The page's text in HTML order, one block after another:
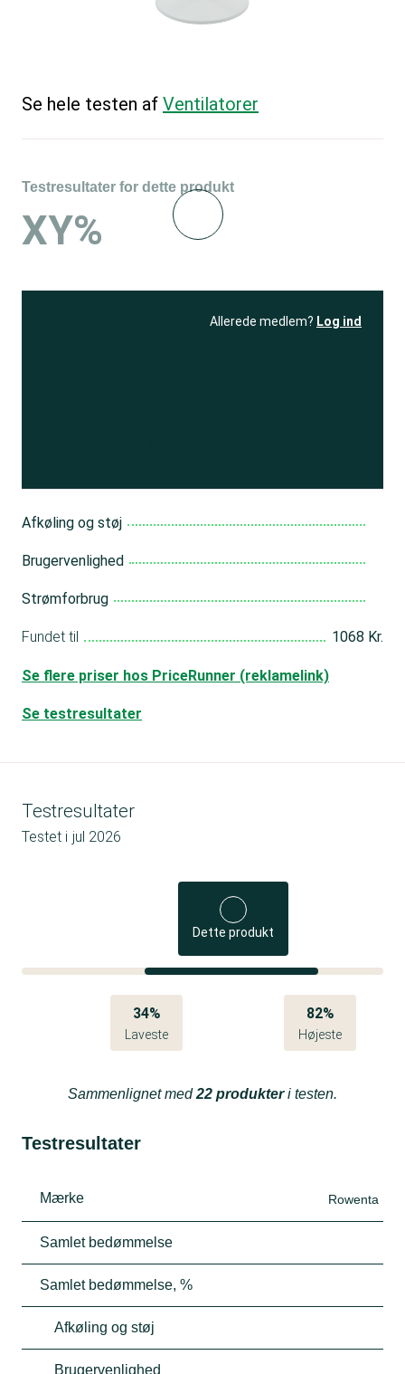
Se hele testen af Ventilatorer
Testresultater for dette produkt
XY%
Allerede medlem? Log ind
Afkøling og støj
Brugervenlighed
Strømforbrug
Fundet til 1068 Kr.
Se flere priser hos PriceRunner (reklamelink)
Se testresultater
Testresultater
Testet i jul 2026
Dette produkt
34%
Laveste
82%
Højeste
Sammenlignet med22 produkteri testen.
Testresultater
Mærke Rowenta
Samlet bedømmelse
Samlet bedømmelse, %
Afkøling og støj
Brugervenlighed